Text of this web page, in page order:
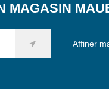
MAGASIN
Affiner